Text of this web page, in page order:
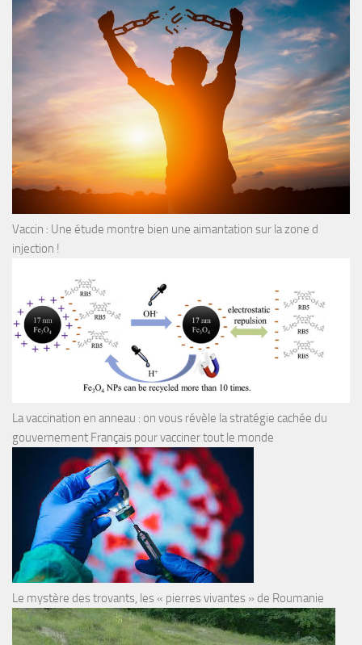
Vaccin : Une étude montre bien une aimantation sur la zone d
injection !
La vaccination en anneau : on vous révèle la stratégie cachée du
gouvernement Français pour vacciner tout le monde
Le mystère des trovants, les « pierres vivantes » de Roumanie